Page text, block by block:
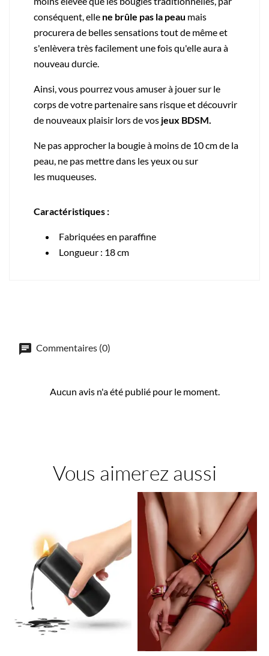
conséquent, elle ne brûle pas la peau mais
procurera de belles sensations tout de même et
s'enlèvera très facilement une fois qu'elle aura à
nouveau durcie.
Ainsi, vous pourrez vous amuser à jouer sur le
corps de votre partenairesans risque et découvrir
de nouveaux plaisir lors de vos jeux BDSM.
Ne pas approcher la bougie à moins de 10 cm de la
peau, ne pas mettre dans les yeux ou sur
les muqueuses.
Caractéristiques :
Fabriquées en paraffine
Longueur : 18 cm
Commentaires (0)
Aucun avis n'a été publié pour le moment.
Vous aimerez aussi